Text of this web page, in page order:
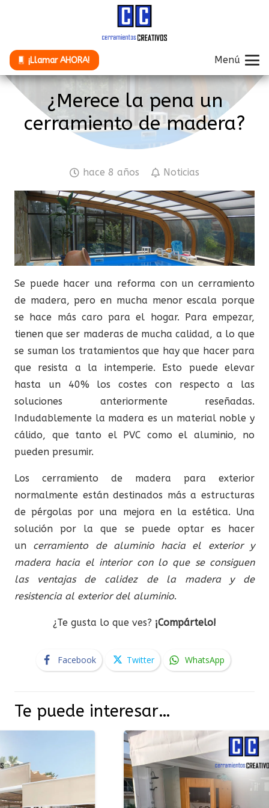
¡Llamar AHORA! Menú
¿Merece la pena un
cerramiento de madera?
hace 8 años Noticias
Se puede hacer una reforma con un cerramiento
de madera, pero en mucha menor escala porque
se hace más caro para el hogar. Para empezar,
tienen que ser maderas de mucha calidad, a lo que
se suman los tratamientos que hay que hacer para
que resista a la intemperie. Esto puede elevar
hasta un 40% los costes con respecto a las
soluciones anteriormente reseñadas.
Indudablemente la madera es un material noble y
cálido, que tanto el PVC como el aluminio, no
pueden presumir.
Los cerramiento de madera para exterior
normalmente están destinados más a estructuras
de pérgolas por una mejora en la estética. Una
solución por la que se puede optar es hacer
un cerramiento de aluminio hacia el exterior y
madera hacia el interior con lo que se consiguen
las ventajas de calidez de la madera y de
resistencia al exterior del aluminio.
¿Te gusta lo que ves? ¡Compártelo!
Facebook Twitter WhatsApp
Te puede interesar…